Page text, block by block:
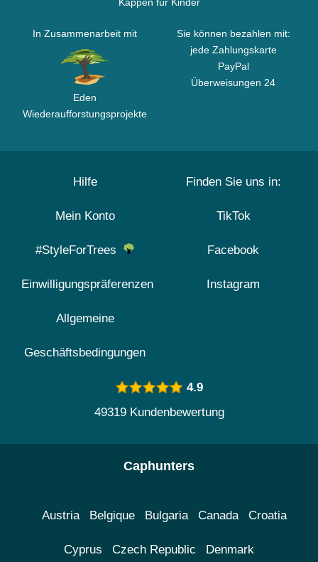
Kappen für Kinder
In Zusammenarbeit mit
Eden
Wiederaufforstungsprojekte
Sie können bezahlen mit:
jede Zahlungskarte
PayPal
Überweisungen 24
Hilfe
Mein Konto
#StyleForTrees
Einwilligungspräferenzen
Allgemeine
Geschäftsbedingungen
Finden Sie uns in:
TikTok
Facebook
Instagram
4.9
49319 Kundenbewertung
Caphunters
Austria Belgique Bulgaria Canada Croatia
Cyprus Czech Republic Denmark